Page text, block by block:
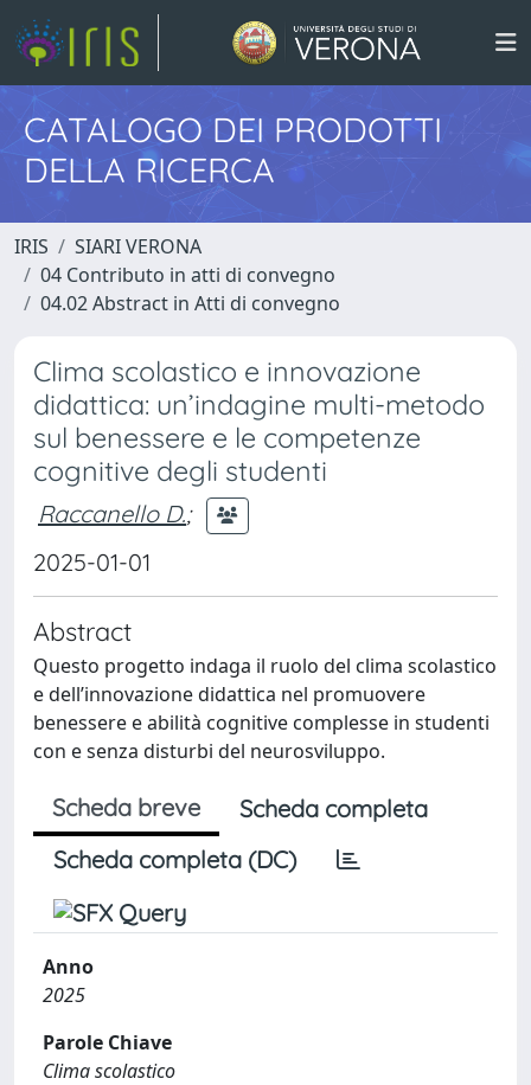
CATALOGO DEI PRODOTTI
DELLA RICERCA
IRIS
SIARI VERONA
04 Contributo in atti di convegno
04.02 Abstract in Atti di convegno
Clima scolastico e innovazione
didattica: un’indagine multi-metodo
sul benessere e le competenze
cognitive degli studenti
Raccanello D.;
2025-01-01
Abstract
Questo progetto indaga il ruolo del clima scolastico
e dell’innovazione didattica nel promuovere
benessere e abilità cognitive complesse in studenti
con e senza disturbi del neurosviluppo.
Scheda breve
Scheda completa
Scheda completa (DC)
Anno
2025
Parole Chiave
Clima scolastico